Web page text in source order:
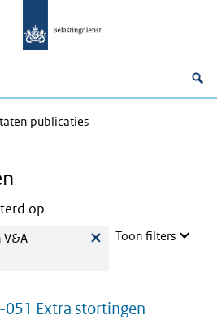
publicaties
op
V&A -
Toon filters
Extra stortingen